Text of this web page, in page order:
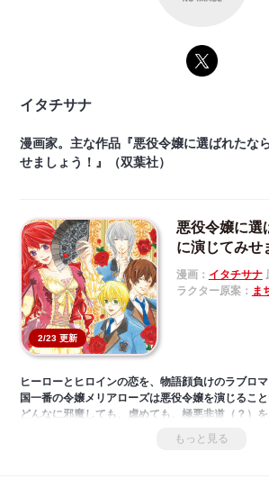
イタチサナ
漫画家。主な作品『悪役令嬢に選ばれたな
せましょう！』（双葉社）
2/23 更新
悪役令嬢に選
に演じてみせ
漫画： イタチサナ
ラクター原案： ま
ヒーローとヒロインの恋を、物語顔負けのラブロマ
国一番の令嬢メリアローズは悪役令嬢を演じるこ
どんなに邪魔しても、虐めても、極悪非道（？）
進展することはなくて――！？‎‎「小説家になろう」
もっと見る